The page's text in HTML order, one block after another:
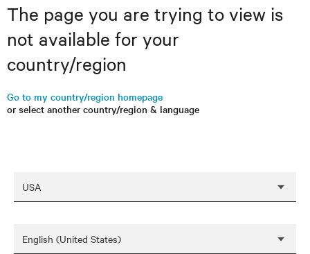
The page you are trying to view is
not available for your
country/region
Go to my country/region homepage
or select another country/region & language